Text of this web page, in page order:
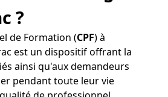
?
de Formation (CPF) à
est un dispositif offrant la
ainsi qu'aux demandeurs
pendant toute leur vie